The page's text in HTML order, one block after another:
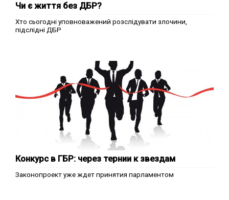
Чи є життя без ДБР?
Хто сьогодні уповноважений розслідувати злочини,
підслідні ДБР
Конкурс в ГБР: через тернии к звездам
Законопроект уже ждет принятия парламентом